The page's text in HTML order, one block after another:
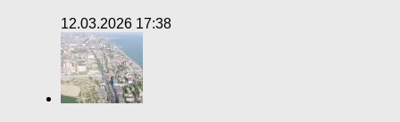
12.03.2026 17:38